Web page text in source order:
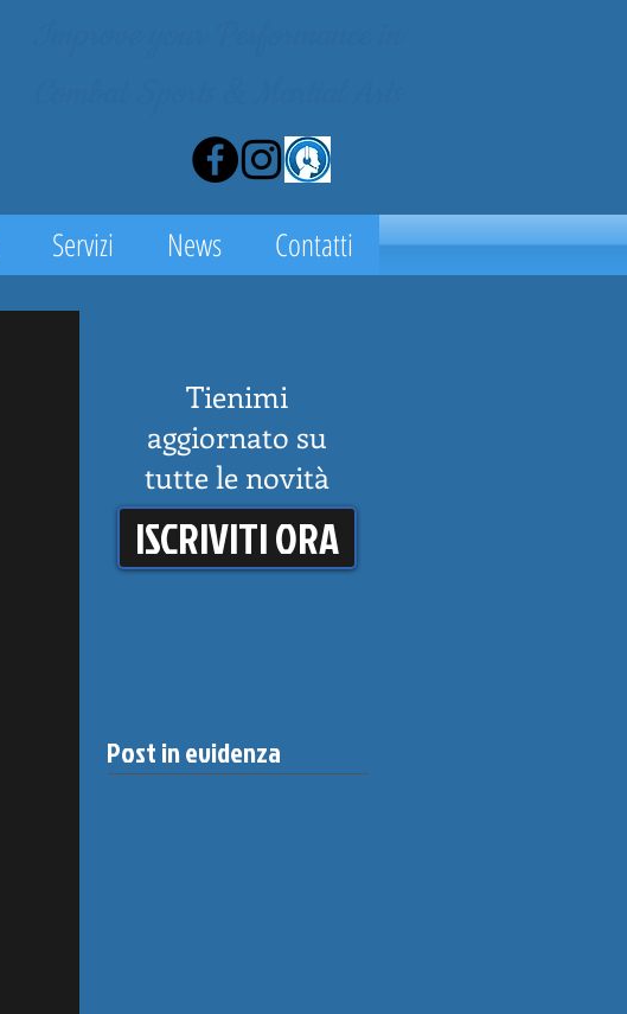
Servizi News Contatti
Tienimi
aggiornato su
tutte le novità
ISCRIVITI ORA
Post in evidenza